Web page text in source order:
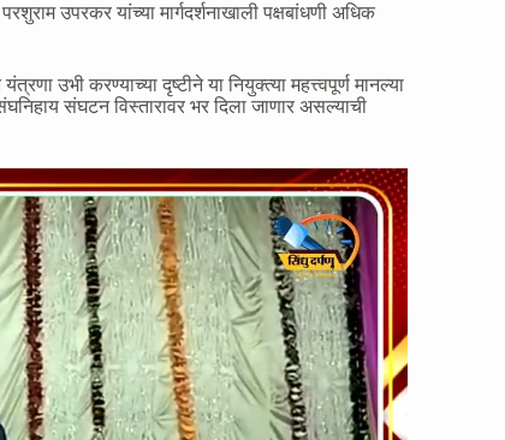
उपरकर यांच्या मार्गदर्शनाखाली पक्षबांधणी अधिक
उभी करण्याच्या दृष्टीने या नियुक्त्या महत्त्वपूर्ण मानल्या
संघटन विस्तारावर भर दिला जाणार असल्याची